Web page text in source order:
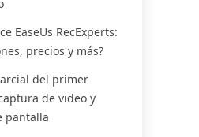
EaseUs RecExperts:
precios y más?
del primer
de video y
pantalla